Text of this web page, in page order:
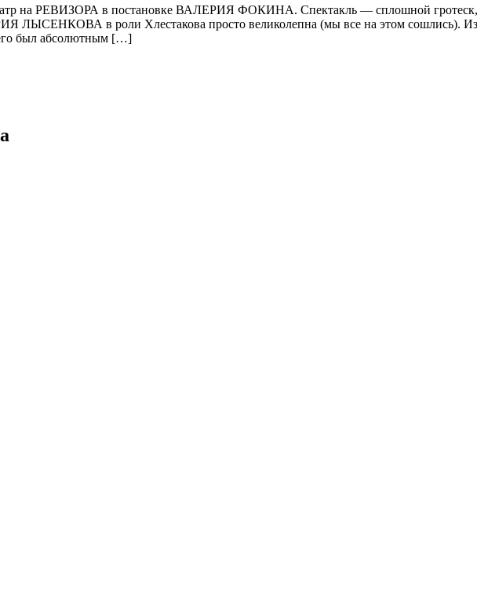
на РЕВИЗОРА в постановке ВАЛЕРИЯ ФОКИНА. Спектакль — сплошной гротеск,
ЛЫСЕНКОВА в роли Хлестакова просто великолепна (мы все на этом сошлись).
был абсолютным […]